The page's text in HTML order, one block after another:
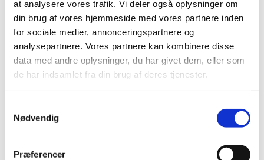
at analysere vores trafik. Vi deler også oplysninger om
din brug af vores hjemmeside med vores partnere inden
for sociale medier, annonceringspartnere og
analysepartnere. Vores partnere kan kombinere disse
data med andre oplysninger, du har givet dem, eller som
de har indsamlet fra din brug af deres tjenester.
Nødvendig
Præferencer
Comedy: Lars Hjortshøj og André Jakobsen
23. oktober | 18:00-23:00
SergentenGerlachsgade 10, Sønderborg
30